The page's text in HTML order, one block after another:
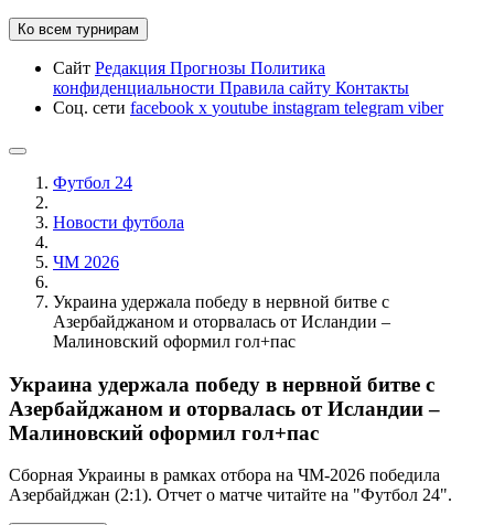
Ко всем турнирам
Сайт Редакция Прогнозы Политика
конфиденциальности Правила сайту Контакты
Соц. сети facebook x youtube instagram telegram viber
Футбол 24
Новости футбола
ЧМ 2026
Украина удержала победу в нервной битве с
Азербайджаном и оторвалась от Исландии –
Малиновский оформил гол+пас
Украина удержала победу в нервной битве с
Азербайджаном и оторвалась от Исландии –
Малиновский оформил гол+пас
Сборная Украины в рамках отбора на ЧМ-2026 победила
Азербайджан (2:1). Отчет о матче читайте на "Футбол 24".